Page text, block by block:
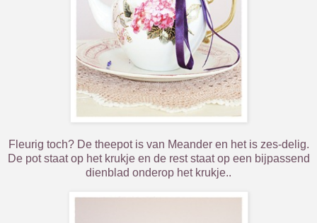
Fleurig toch? De theepot is van Meander en het is zes-delig.
De pot staat op het krukje en de rest staat op een bijpassend
dienblad onderop het krukje..